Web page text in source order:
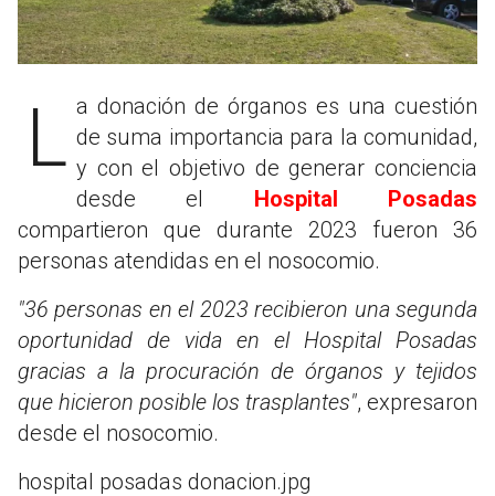
La donación de órganos es una cuestión de suma importancia para la comunidad,
y con el objetivo de generar conciencia
desde el Hospital Posadas
compartieron que durante 2023 fueron 36
personas atendidas en el nosocomio.
"36 personas en el 2023 recibieron una segunda
oportunidad de vida en el Hospital Posadas
gracias a la procuración de órganos y tejidos
que hicieron posible los trasplantes", expresaron
desde el nosocomio.
hospital posadas donacion.jpg